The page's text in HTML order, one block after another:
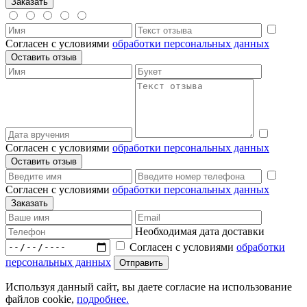
Согласен с условиями обработки персональных данных
Согласен с условиями обработки персональных данных
Согласен с условиями обработки персональных данных
Необходимая дата доставки
Согласен с условиями обработки
персональных данных
Используя данный сайт, вы даете согласие на использование
файлов cookie, подробнее.